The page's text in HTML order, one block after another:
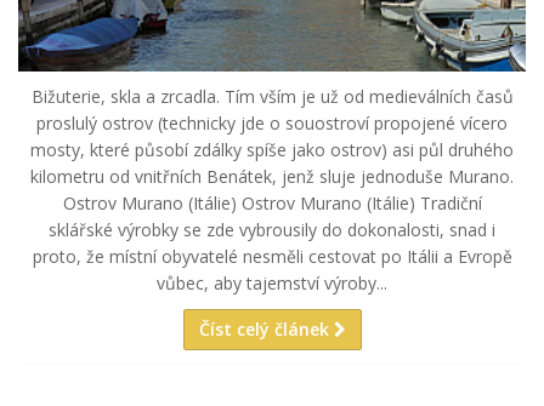
Bižuterie, skla a zrcadla. Tím vším je už od medieválních časů
proslulý ostrov (technicky jde o souostroví propojené vícero
mosty, které působí zdálky spíše jako ostrov) asi půl druhého
kilometru od vnitřních Benátek, jenž sluje jednoduše Murano.
Ostrov Murano (Itálie) Ostrov Murano (Itálie) Tradiční
sklářské výrobky se zde vybrousily do dokonalosti, snad i
proto, že místní obyvatelé nesměli cestovat po Itálii a Evropě
vůbec, aby tajemství výroby...
Číst celý článek